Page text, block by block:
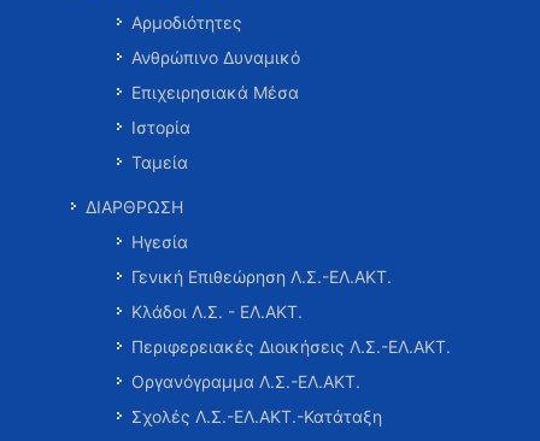
Αρμοδιότητες
Ανθρώπινο Δυναμικό
Επιχειρησιακά Μέσα
Ιστορία
Ταμεία
ΔΙΑΡΘΡΩΣΗ
Ηγεσία
Γενική Επιθεώρηση Λ.Σ.-ΕΛ.ΑΚΤ.
Κλάδοι Λ.Σ. - ΕΛ.ΑΚΤ.
Περιφερειακές Διοικήσεις Λ.Σ.-ΕΛ.ΑΚΤ.
Οργανόγραμμα Λ.Σ.-ΕΛ.ΑΚΤ.
Σχολές Λ.Σ.-ΕΛ.ΑΚΤ.-Κατάταξη